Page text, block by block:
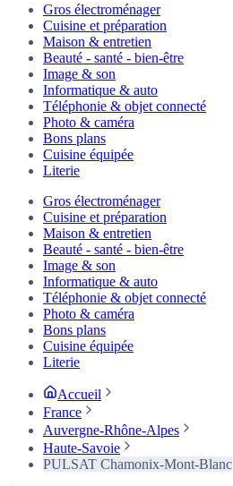
Gros électroménager
Cuisine et préparation
Maison & entretien
Beauté - santé - bien-être
Image & son
Informatique & auto
Téléphonie & objet connecté
Photo & caméra
Bons plans
Cuisine équipée
Literie
Gros électroménager
Cuisine et préparation
Maison & entretien
Beauté - santé - bien-être
Image & son
Informatique & auto
Téléphonie & objet connecté
Photo & caméra
Bons plans
Cuisine équipée
Literie
Accueil
France
Auvergne-Rhône-Alpes
Haute-Savoie
PULSAT Chamonix-Mont-Blanc